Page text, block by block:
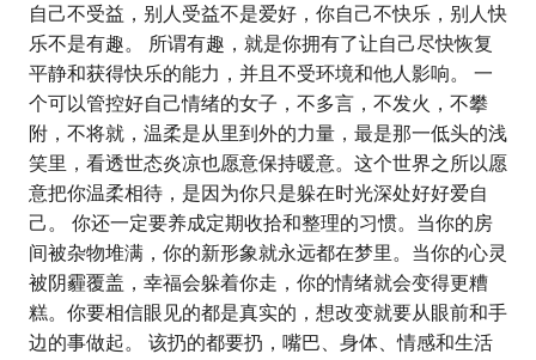
自己不受益，别人受益不是爱好，你自己不快乐，别人快
乐不是有趣。 所谓有趣，就是你拥有了让自己尽快恢复
平静和获得快乐的能力，并且不受环境和他人影响。 一
个可以管控好自己情绪的女子，不多言，不发火，不攀
附，不将就，温柔是从里到外的力量，最是那一低头的浅
笑里，看透世态炎凉也愿意保持暖意。这个世界之所以愿
意把你温柔相待，是因为你只是躲在时光深处好好爱自
己。 你还一定要养成定期收拾和整理的习惯。当你的房
间被杂物堆满，你的新形象就永远都在梦里。当你的心灵
被阴霾覆盖，幸福会躲着你走，你的情绪就会变得更糟
糕。你要相信眼见的都是真实的，想改变就要从眼前和手
边的事做起。 该扔的都要扔，嘴巴、身体、情感和生活